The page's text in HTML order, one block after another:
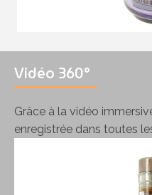
Vidéo 360°
Grâce à la vidéo
enregistrée dans toutes